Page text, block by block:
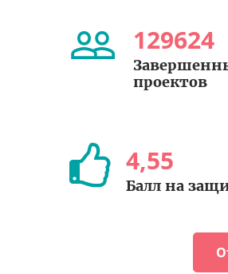
129624
проектов
4,55
Балл на